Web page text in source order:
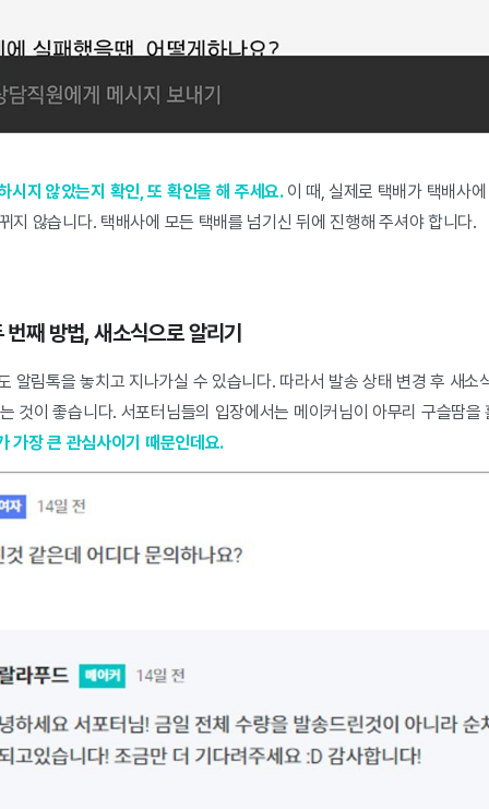
시지 않았는지 확인, 또 확인을 해 주세요. 이 때, 실제로 택배가 택배사
지 않습니다. 택배사에 모든 택배를 넘기신 뒤에 진행해 주셔야 합니다.
째 방법, 새소식으로 알리기
알림톡을 놓치고 지나가실 수 있습니다. 따라서 발송 상태 변경 후 새소
것이 좋습니다. 서포터님들의 입장에서는 메이커님이 아무리 구슬땀을
가장 큰 관심사이기 때문인데요.